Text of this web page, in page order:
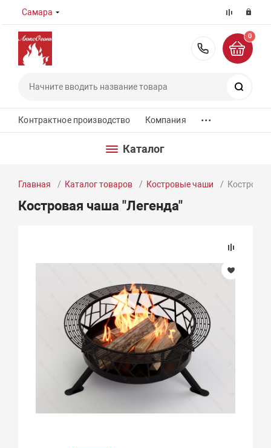
Самара
8 (800)
0
Контрактное производство Компания ...
Каталог
Главная Каталог товаров Костровые чаши
Костровая чаша "Легенда"